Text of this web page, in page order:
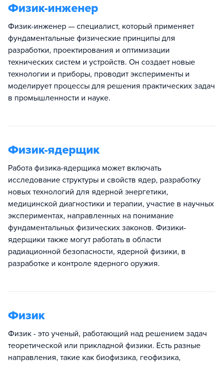
Физик-инженер
Физик-инженер — специалист, который применяет
фундаментальные физические принципы для
разработки, проектирования и оптимизации
технических систем и устройств. Он создает новые
технологии и приборы, проводит эксперименты и
моделирует процессы для решения практических задач
в промышленности и науке.
Физик-ядерщик
Работа физика-ядерщика может включать
исследование структуры и свойств ядер, разработку
новых технологий для ядерной энергетики,
медицинской диагностики и терапии, участие в научных
экспериментах, направленных на понимание
фундаментальных физических законов. Физики-
ядерщики также могут работать в области
радиационной безопасности, ядерной физики, в
разработке и контроле ядерного оружия.
Физик
Физик - это ученый, работающий над решением задач
теоретической или прикладной физики. Есть разные
направления, такие как биофизика, геофизика,